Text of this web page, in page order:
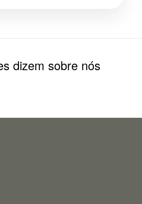
dizem sobre nós